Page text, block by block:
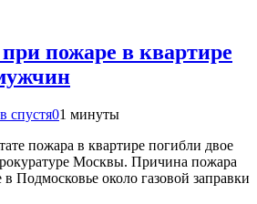
пожаре в квартире
спустя01 минуты
пожара в квартире погибли двое
Москвы. Причина пожара
в Подмосковье около газовой заправки